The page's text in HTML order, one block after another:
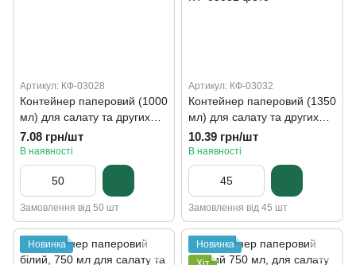
Артикул: КФ-03028
Контейнер паперовий (1000
мл) для салату та других
страв, h=50 мм, d=187 мм
7.08 грн/шт
В наявності
Замовлення від 50 шт
Артикул: КФ-03032
Контейнер паперовий (1350
мл) для салату та других
страв крафт/білий, h=67
мм, d=187 мм
10.39 грн/шт
В наявності
Замовлення від 45 шт
Новинка
Новинка